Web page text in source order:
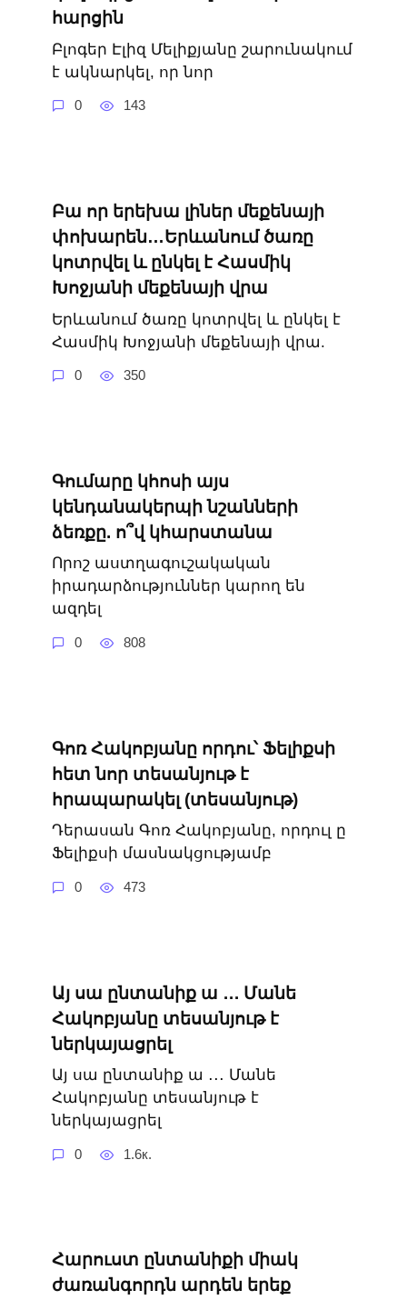
հարցին
Բլոգեր Էլիզ Մելիքյանը շարունակում
է ակնարկել, որ նոր
0 143
Բա որ երեխա լիներ մեքենայի
փոխարեն…Երևանում ծառը
կոտրվել և ընկել է Հասմիկ
Խոջյանի մեքենայի վրա
Երևանում ծառը կոտրվել և ընկել է
Հասմիկ Խոջյանի մեքենայի վրա.
0 350
Գումարը կհոսի այս
կենդանակերպի նշանների
ձեռքը. ո՞վ կհարստանա
Որոշ աստղագուշակական
իրադարձություններ կարող են
ազդել
0 808
Գոռ Հակոբյանը որդու՝ Ֆելիքսի
հետ նոր տեսանյութ է
հրապարակել (տեսանյութ)
Դերասան Գոռ Հակոբյանը, որդուլ ը
Ֆելիքսի մասնակցությամբ
0 473
Այ սա ընտանիք ա ․․․ Մանե
Հակոբյանը տեսանյութ է
ներկայացրել
Այ սա ընտանիք ա ․․․ Մանե
Հակոբյանը տեսանյութ է
ներկայացրել
0 1.6к.
Հարուստ ընտանիքի միակ
ժառանգորդն արդեն երեք